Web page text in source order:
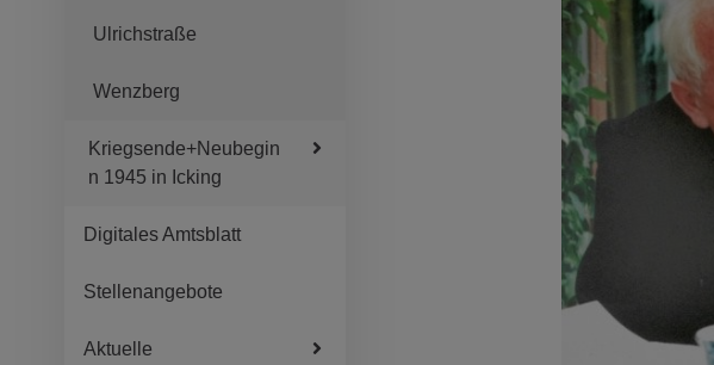
Ulrichstraße
Wenzberg
Kriegsende+Neubegin
n 1945 in Icking
Digitales Amtsblatt
Stellenangebote
Aktuelle